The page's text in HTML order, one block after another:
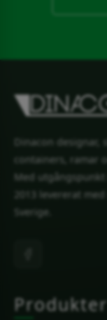
Dinacon designar,
containers, ramar
Med utgångspunkt
2013 levererat
Sverige.
Produkter